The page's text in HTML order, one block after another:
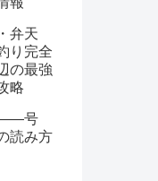
弁天
り完全
の最強
略
——号
読み方